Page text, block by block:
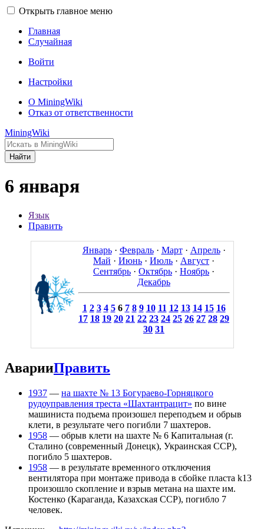
Открыть главное меню
Главная
Случайная
Войти
Настройки
О MiningWiki
Отказ от ответственности
MiningWiki
Найти
6 января
Язык
Править
Январь· Февраль· Март· Апрель·
Май · Июнь · Июль · Август ·
Сентябрь · Октябрь · Ноябрь ·
Декабрь
1 2 3 4 5 6 7 8 9 10 11 12 13 14 15 16
17 18 19 20 21 22 23 24 25 26 27 28 29
30 31
АварииПравить
1937 — на шахте № 13 Богураево-Горняцкого
рудоуправления треста «Шахтантрацит» по вине
машиниста подъема произошел переподъем и обрыв
клети, в результате чего погибли 7 шахтеров.
1958 — обрыв клети на шахте № 6 Капитальная (г.
Сталино (современный Донецк), Украинская ССР),
погибло 5 шахтеров.
1958 — в результате временного отключения
вентилятора при монтаже привода в сбойке пласта k13
произошло скопление и взрыв метана на шахте им.
Костенко (Караганда, Казахская ССР), погибло 7
человек.